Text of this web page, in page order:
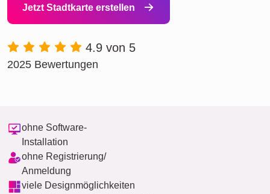
Jetzt Stadtkarte erstellen
4.9 von 5
2025 Bewertungen
ohne Software-
Installation
ohne Registrierung/
Anmeldung
viele Designmöglichkeiten